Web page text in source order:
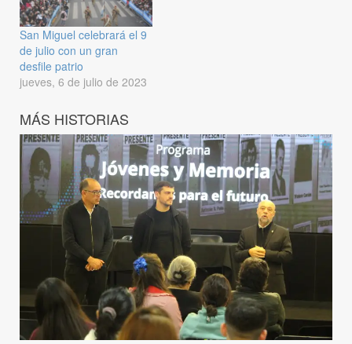
San Miguel celebrará el 9
de julio con un gran
desfile patrio
jueves, 6 de julio de 2023
MÁS HISTORIAS